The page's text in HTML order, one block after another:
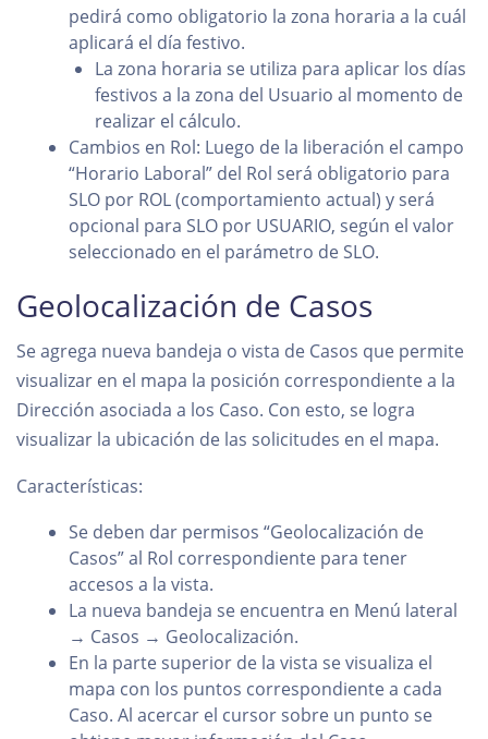
pedirá como obligatorio la zona horaria a la cuál
aplicará el día festivo.
La zona horaria se utiliza para aplicar los días
festivos a la zona del Usuario al momento de
realizar el cálculo.
Cambios en Rol: Luego de la liberación el campo
“Horario Laboral” del Rol será obligatorio para
SLO por ROL (comportamiento actual) y será
opcional para SLO por USUARIO, según el valor
seleccionado en el parámetro de SLO.
Geolocalización de Casos
Se agrega nueva bandeja o vista de Casos que permite
visualizar en el mapa la posición correspondiente a la
Dirección asociada a los Caso. Con esto, se logra
visualizar la ubicación de las solicitudes en el mapa.
Características:
Se deben dar permisos “Geolocalización de
Casos” al Rol correspondiente para tener
accesos a la vista.
La nueva bandeja se encuentra en Menú lateral
→ Casos → Geolocalización.
En la parte superior de la vista se visualiza el
mapa con los puntos correspondiente a cada
Caso. Al acercar el cursor sobre un punto se